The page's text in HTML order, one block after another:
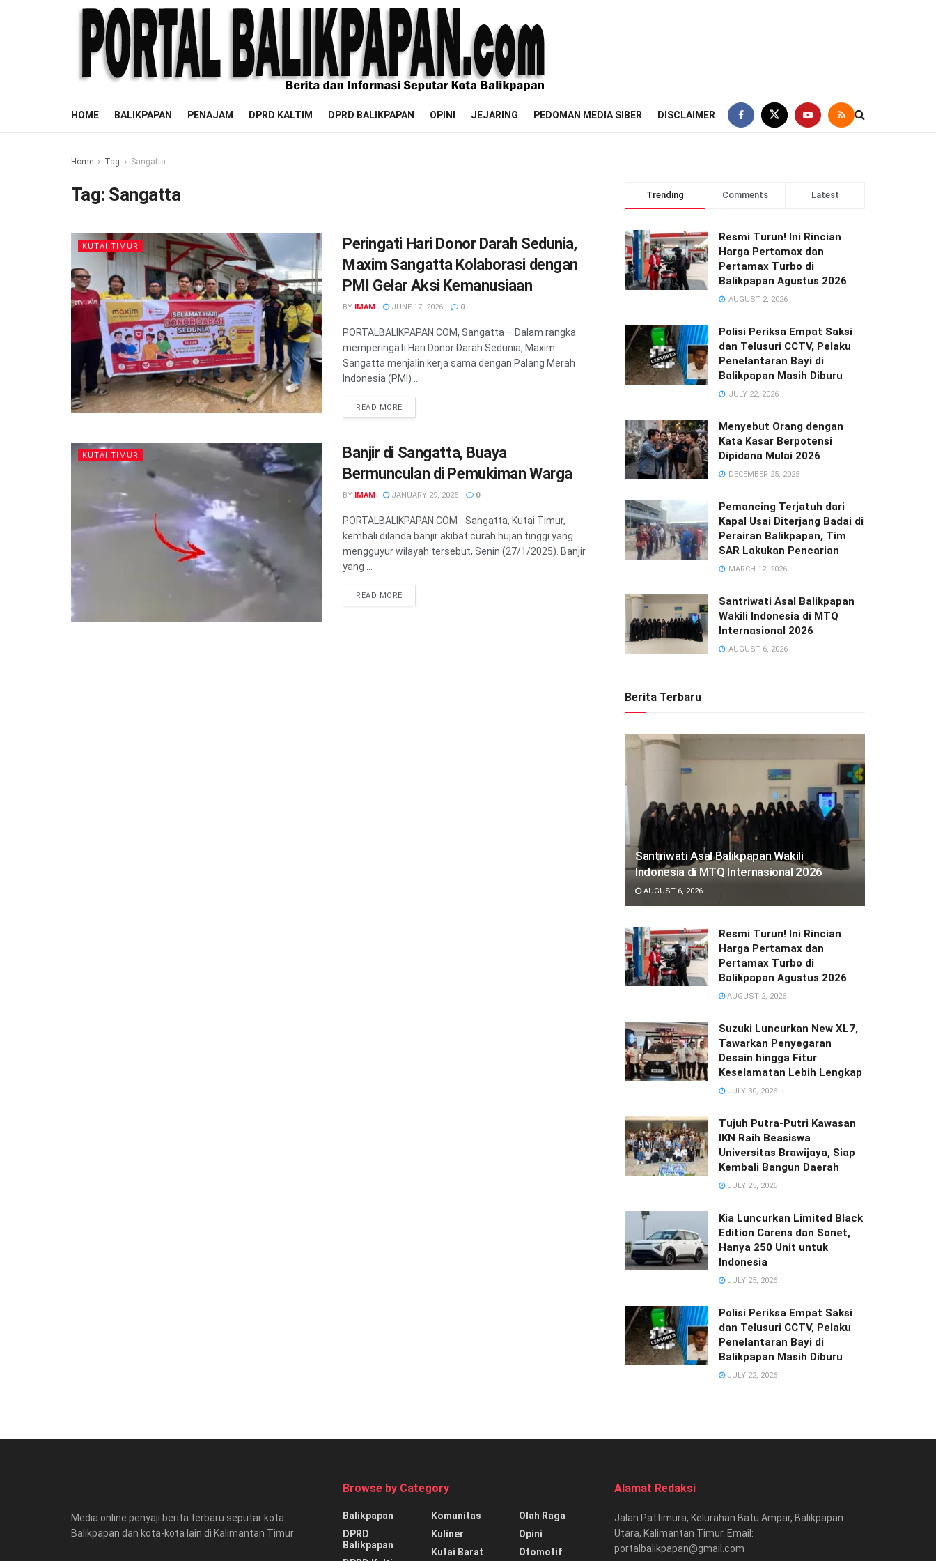
HOME BALIKPAPAN PENAJAM DPRD KALTIM DPRD BALIKPAPAN OPINI JEJARING PEDOMAN MEDIA SIBER DISCLAIMER
Home Tag Sangatta
Tag: Sangatta
KUTAI TIMUR
Peringati Hari Donor Darah Sedunia,
Maxim Sangatta Kolaborasi dengan
PMI Gelar Aksi Kemanusiaan
BY IMAM JUNE 17, 2026 0
PORTALBALIKPAPAN.COM, Sangatta – Dalam rangka
memperingati Hari Donor Darah Sedunia, Maxim
Sangatta menjalin kerja sama dengan Palang Merah
Indonesia (PMI) ...
READ MORE
KUTAI TIMUR
Banjir di Sangatta, Buaya
Bermunculan di Pemukiman Warga
BY IMAM JANUARY 29, 2025 0
PORTALBALIKPAPAN.COM - Sangatta, Kutai Timur,
kembali dilanda banjir akibat curah hujan tinggi yang
mengguyur wilayah tersebut, Senin (27/1/2025). Banjir
yang ...
READ MORE
Trending Comments Latest
Resmi Turun! Ini Rincian
Harga Pertamax dan
Pertamax Turbo di
Balikpapan Agustus 2026
AUGUST 2, 2026
Polisi Periksa Empat Saksi
dan Telusuri CCTV, Pelaku
Penelantaran Bayi di
Balikpapan Masih Diburu
JULY 22, 2026
Menyebut Orang dengan
Kata Kasar Berpotensi
Dipidana Mulai 2026
DECEMBER 25, 2025
Pemancing Terjatuh dari
Kapal Usai Diterjang Badai di
Perairan Balikpapan, Tim
SAR Lakukan Pencarian
MARCH 12, 2026
Santriwati Asal Balikpapan
Wakili Indonesia di MTQ
Internasional 2026
AUGUST 6, 2026
Berita Terbaru
Santriwati Asal Balikpapan Wakili
Indonesia di MTQ Internasional 2026
AUGUST 6, 2026
Resmi Turun! Ini Rincian
Harga Pertamax dan
Pertamax Turbo di
Balikpapan Agustus 2026
AUGUST 2, 2026
Suzuki Luncurkan New XL7,
Tawarkan Penyegaran
Desain hingga Fitur
Keselamatan Lebih Lengkap
JULY 30, 2026
Tujuh Putra-Putri Kawasan
IKN Raih Beasiswa
Universitas Brawijaya, Siap
Kembali Bangun Daerah
JULY 25, 2026
Kia Luncurkan Limited Black
Edition Carens dan Sonet,
Hanya 250 Unit untuk
Indonesia
JULY 25, 2026
Polisi Periksa Empat Saksi
dan Telusuri CCTV, Pelaku
Penelantaran Bayi di
Balikpapan Masih Diburu
JULY 22, 2026
Media online penyaji berita terbaru seputar kota
Balikpapan dan kota-kota lain di Kalimantan Timur
Browse by Category
Balikpapan
DPRD
Balikpapan
Komunitas
Kuliner
Kutai Barat
Olah Raga
Opini
Otomotif
Alamat Redaksi
Jalan Pattimura, Kelurahan Batu Ampar, Balikpapan
Utara, Kalimantan Timur. Email:
portalbalikpapan@gmail.com